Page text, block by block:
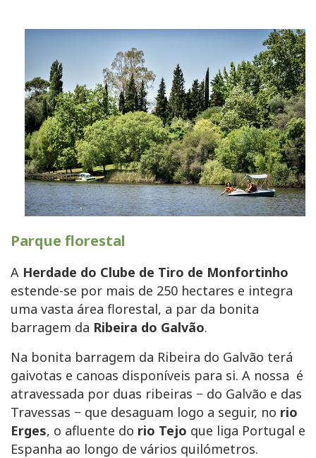
Parque florestal
A Herdade do Clube de Tiro de Monfortinho
estende-se por mais de 250 hectares e integra
uma vasta área florestal, a par da bonita
barragem da Ribeira do Galvão.
Na bonita barragem da Ribeira do Galvão terá
gaivotas e canoas disponíveis para si. A nossa é
atravessada por duas ribeiras − do Galvão e das
Travessas − que desaguam logo a seguir, no rio
Erges, o afluente do rio Tejo que liga Portugal e
Espanha ao longo de vários quilómetros.